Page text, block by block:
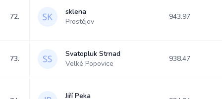
72.
sklena
Prostějov
943.97
73.
Svatopluk Strnad
Velké Popovice
938.47
Jiří Peka